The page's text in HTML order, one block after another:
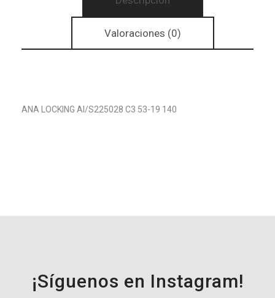
Valoraciones (0)
ANA LOCKING Al/S225028 C3 53-19 140
¡Síguenos en Instagram!